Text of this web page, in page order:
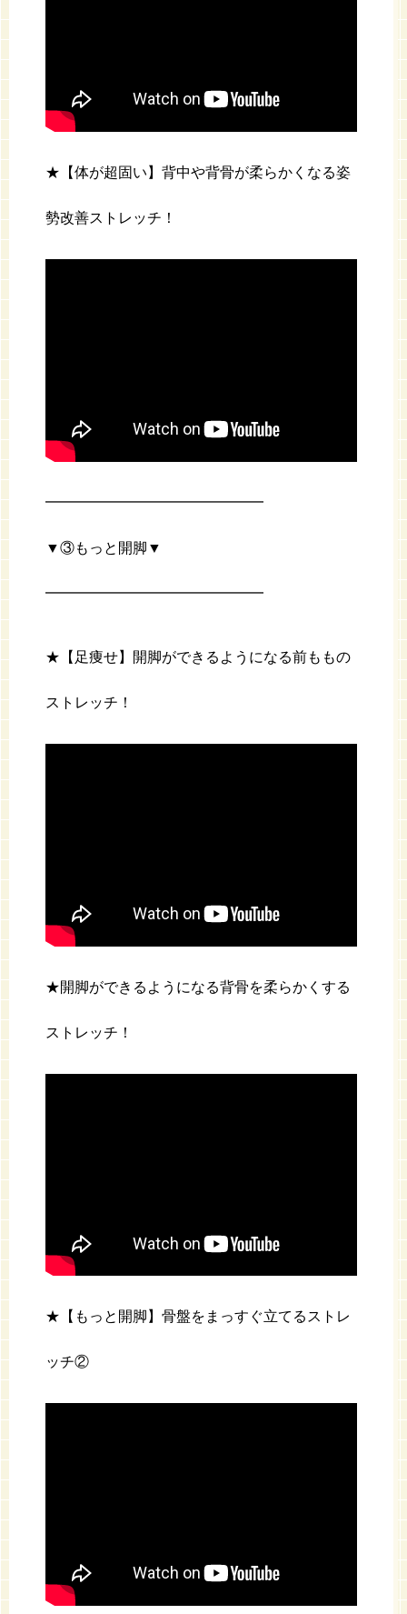
★【体が超固い】背中や背骨が柔らかくなる姿
勢改善ストレッチ！
━━━━━━━━━━━━━━━
▼③もっと開脚▼
━━━━━━━━━━━━━━━
★【足痩せ】開脚ができるようになる前ももの
ストレッチ！
★開脚ができるようになる背骨を柔らかくする
ストレッチ！
★【もっと開脚】骨盤をまっすぐ立てるストレ
ッチ②